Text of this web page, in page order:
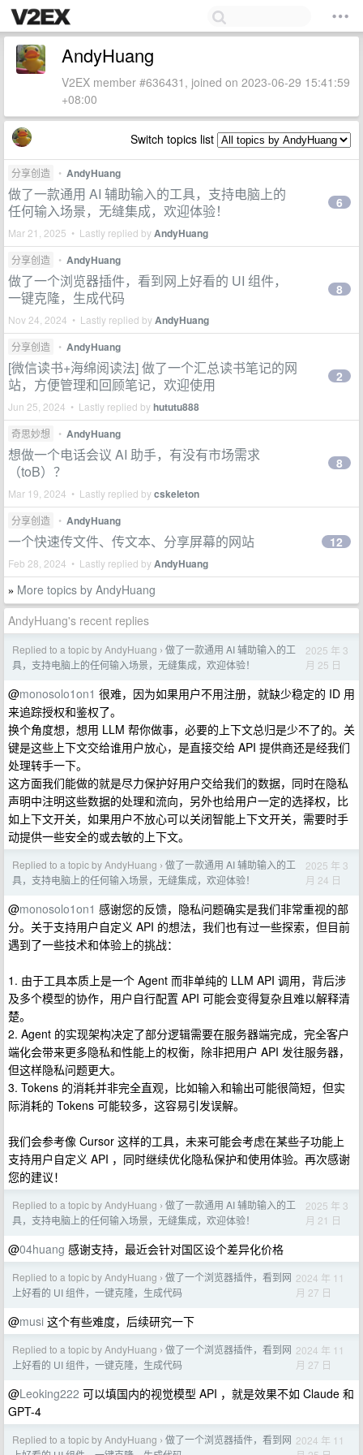
AndyHuang
V2EX member #636431, joined on 2023-06-29 15:41:59
+08:00
Switch topics list
分享创造 • AndyHuang
做了一款通用 AI 辅助输入的工具，支持电脑上的
任何输入场景，无缝集成，欢迎体验！
Mar 21, 2025 • Lastly replied byAndyHuang
6
分享创造 • AndyHuang
做了一个浏览器插件，看到网上好看的 UI 组件，
一键克隆，生成代码
Nov 24, 2024 • Lastly replied byAndyHuang
8
分享创造 • AndyHuang
[微信读书+海绵阅读法] 做了一个汇总读书笔记的网
站，方便管理和回顾笔记，欢迎使用
Jun 25, 2024 • Lastly replied byhututu888
2
奇思妙想 • AndyHuang
想做一个电话会议 AI 助手，有没有市场需求
（toB）？
Mar 19, 2024 • Lastly replied bycskeleton
8
分享创造 • AndyHuang
一个快速传文件、传文本、分享屏幕的网站
Feb 28, 2024 • Lastly replied byAndyHuang
12
» More topics by AndyHuang
AndyHuang's recent replies
Replied to a topic by AndyHuang › 做了一款通用 AI 辅助输入的工
具，支持电脑上的任何输入场景，无缝集成，欢迎体验！
2025 年 3
月 25 日
@monosolo1on1 很难，因为如果用户不用注册，就缺少稳定的 ID 用
来追踪授权和鉴权了。
换个角度想，想用 LLM 帮你做事，必要的上下文总归是少不了的。关
键是这些上下文交给谁用户放心，是直接交给 API 提供商还是经我们
处理转手一下。
这方面我们能做的就是尽力保护好用户交给我们的数据，同时在隐私
声明中注明这些数据的处理和流向，另外也给用户一定的选择权，比
如上下文开关，如果用户不放心可以关闭智能上下文开关，需要时手
动提供一些安全的或去敏的上下文。
Replied to a topic by AndyHuang › 做了一款通用 AI 辅助输入的工
具，支持电脑上的任何输入场景，无缝集成，欢迎体验！
2025 年 3
月 24 日
@monosolo1on1 感谢您的反馈，隐私问题确实是我们非常重视的部
分。关于支持用户自定义 API 的想法，我们也有过一些探索，但目前
遇到了一些技术和体验上的挑战：
1. 由于工具本质上是一个 Agent 而非单纯的 LLM API 调用，背后涉
及多个模型的协作，用户自行配置 API 可能会变得复杂且难以解释清
楚。
2. Agent 的实现架构决定了部分逻辑需要在服务器端完成，完全客户
端化会带来更多隐私和性能上的权衡，除非把用户 API 发往服务器，
但这样隐私问题更大。
3. Tokens 的消耗并非完全直观，比如输入和输出可能很简短，但实
际消耗的 Tokens 可能较多，这容易引发误解。
我们会参考像 Cursor 这样的工具，未来可能会考虑在某些子功能上
支持用户自定义 API ，同时继续优化隐私保护和使用体验。再次感谢
您的建议！
Replied to a topic by AndyHuang › 做了一款通用 AI 辅助输入的工
具，支持电脑上的任何输入场景，无缝集成，欢迎体验！
2025 年 3
月 21 日
@04huang 感谢支持，最近会针对国区设个差异化价格
Replied to a topic by AndyHuang › 做了一个浏览器插件，看到网
上好看的 UI 组件，一键克隆，生成代码
2024 年 11
月 27 日
@musi 这个有些难度，后续研究一下
Replied to a topic by AndyHuang › 做了一个浏览器插件，看到网
上好看的 UI 组件，一键克隆，生成代码
2024 年 11
月 27 日
@Leoking222 可以填国内的视觉模型 API ，就是效果不如 Claude 和
GPT-4
Replied to a topic by AndyHuang › 做了一个浏览器插件，看到网 2024 年 11